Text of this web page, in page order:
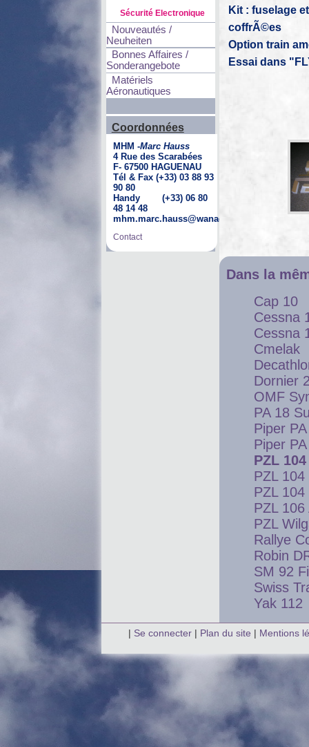
Sécurité Electronique
Nouveautés /
Neuheiten
Bonnes Affaires /
Sonderangebote
Matériels
Aéronautiques
Coordonnées
MHM -Marc Hauss
4 Rue des Scarabées
F- 67500 HAGUENAU
Tél & Fax (+33) 03 88 93
90 80
Handy (+33) 06 80
48 14 48
mhm.marc.hauss@wanadoo.fr
Contact
Kit : fuselage
coffrÃ©es
Option train
Essai dans
Dans la
Cap 10
Cessna
Cessna
Cmelak
Dornier
OMF
PA 18
Piper
Piper
PZL
PZL
PZL
PZL 106
PZL
Rallye
Robin
SM 92
Swiss
Yak 112
| Se connecter | Plan du site | Mentions